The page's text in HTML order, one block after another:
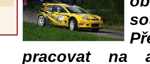
pracovat na